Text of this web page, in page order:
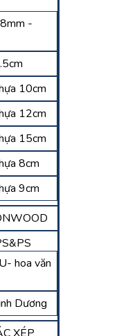
-
10cm
12cm
15cm
8cm
9cm
hoa văn
Dương